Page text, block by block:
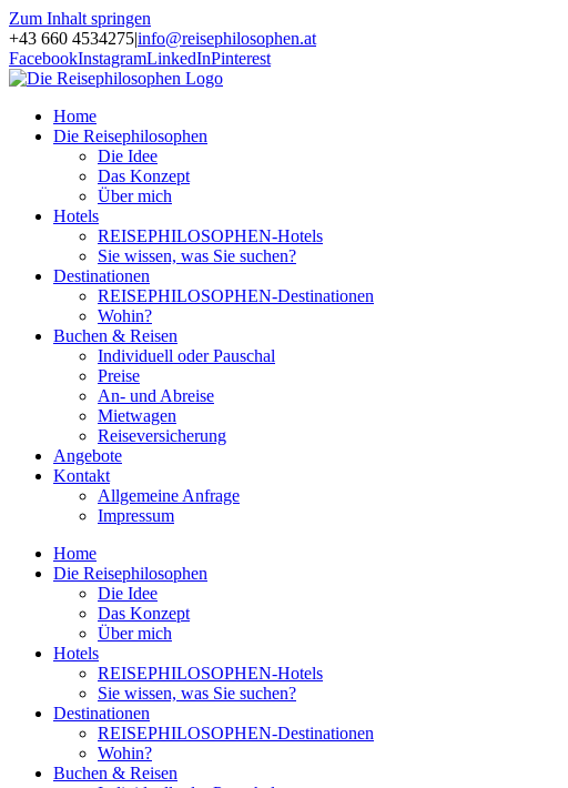
Zum Inhalt springen
+43 660 4534275|info@reisephilosophen.at
FacebookInstagramLinkedInPinterest
Home
Die Reisephilosophen
Die Idee
Das Konzept
Über mich
Hotels
REISEPHILOSOPHEN-Hotels
Sie wissen, was Sie suchen?
Destinationen
REISEPHILOSOPHEN-Destinationen
Wohin?
Buchen & Reisen
Individuell oder Pauschal
Preise
An- und Abreise
Mietwagen
Reiseversicherung
Angebote
Kontakt
Allgemeine Anfrage
Impressum
Home
Die Reisephilosophen
Die Idee
Das Konzept
Über mich
Hotels
REISEPHILOSOPHEN-Hotels
Sie wissen, was Sie suchen?
Destinationen
REISEPHILOSOPHEN-Destinationen
Wohin?
Buchen & Reisen